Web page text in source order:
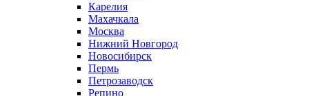
Карелия
Махачкала
Москва
Нижний Новгород
Новосибирск
Пермь
Петрозаводск
Репино